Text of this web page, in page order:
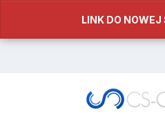
LINK DO NOWEJ